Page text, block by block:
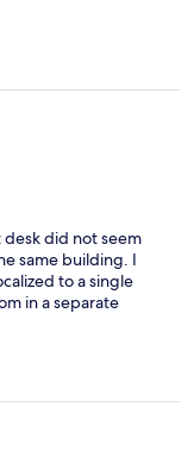
did not seem
same building. I
to a single
in a separate